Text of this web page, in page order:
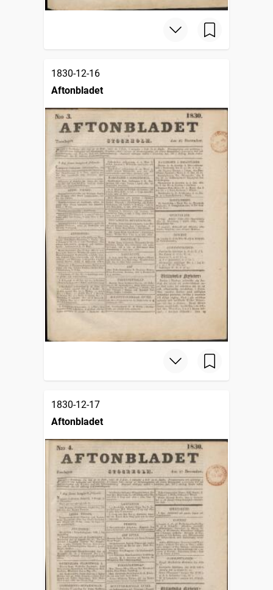
1830-12-16
Aftonbladet
1830-12-17
Aftonbladet